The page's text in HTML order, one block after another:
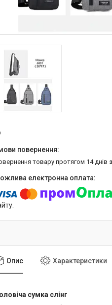
товару протягом 14 днів
Опис Характеристики
сумка слінг